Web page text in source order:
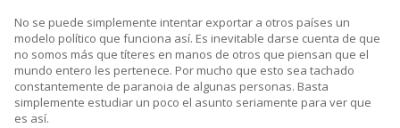
No se puede simplemente intentar exportar a otros países un
modelo político que funciona así. Es inevitable darse cuenta de que
no somos más que títeres en manos de otros que piensan que el
mundo entero les pertenece. Por mucho que esto sea tachado
constantemente de paranoia de algunas personas. Basta
simplemente estudiar un poco el asunto seriamente para ver que
es así.